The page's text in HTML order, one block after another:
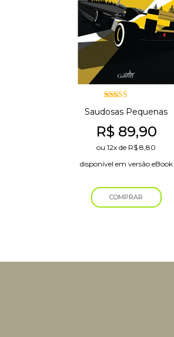
Avaliação
5.00de 5
Saudosas Pequenas
R$89,90
ou 12x de R$ 8,80
disponível em versão eBook
COMPRAR